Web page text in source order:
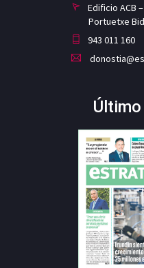
Edificio ACB
Portuetxe
943 011 160